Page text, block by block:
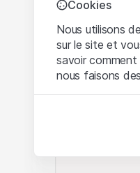
l'Autorité
Conditions
En utilisant le
avez compris et
Tous les droits
Cookies
Nous utilisons
sur le site et
savoir comment
nous faisons
Ces cookies